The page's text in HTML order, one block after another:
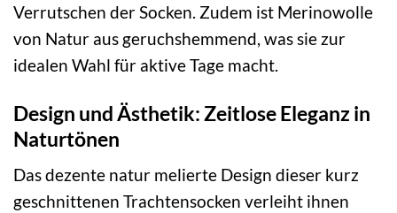
Verrutschen der Socken. Zudem ist Merinowolle
von Natur aus geruchshemmend, was sie zur
idealen Wahl für aktive Tage macht.
Design und Ästhetik: Zeitlose Eleganz in
Naturtönen
Das dezente natur melierte Design dieser kurz
geschnittenen Trachtensocken verleiht ihnen